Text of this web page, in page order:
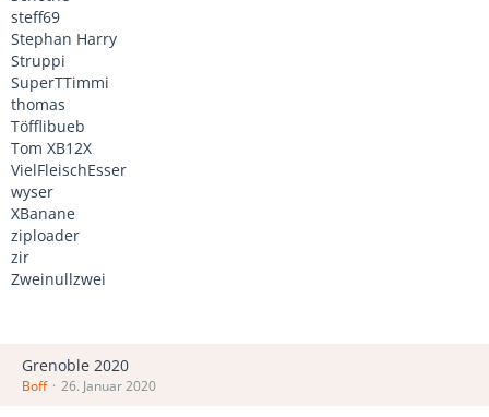
steff69
Stephan Harry
Struppi
SuperTTimmi
thomas
Töfflibueb
Tom XB12X
VielFleischEsser
wyser
XBanane
ziploader
zir
Zweinullzwei
Grenoble 2020
Boff 26. Januar 2020